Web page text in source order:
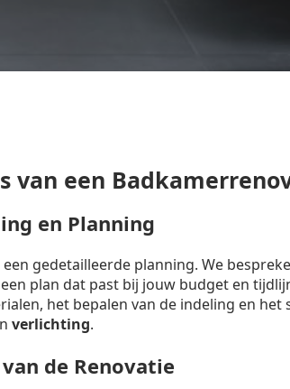
van een
en Planning
gedetailleerde planning. We
plan dat past bij jouw budget en
het bepalen van de indeling en het
verlichting.
de Renovatie